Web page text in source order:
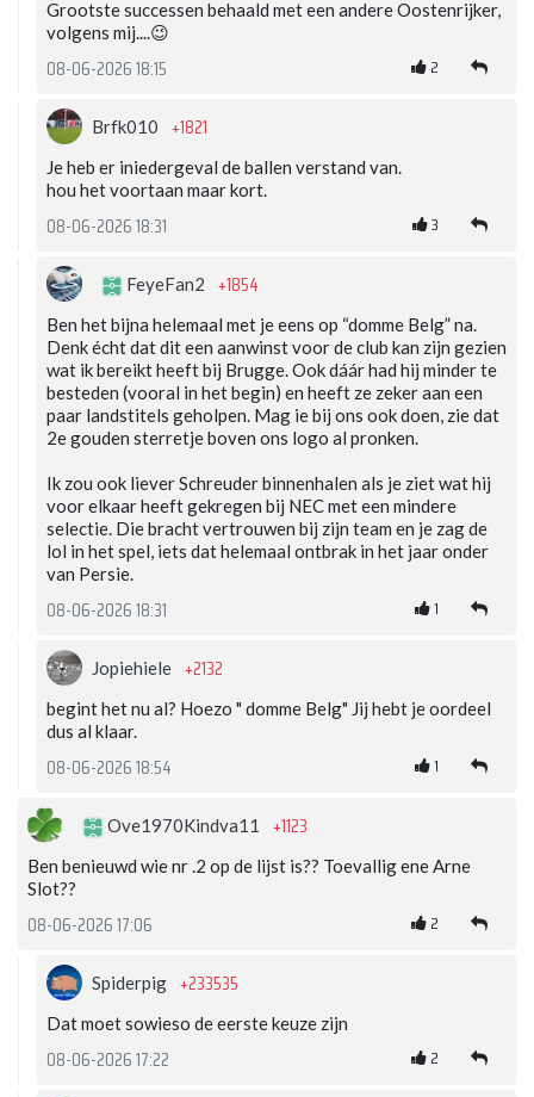
Grootste successen behaald met een andere Oostenrijker,
volgens mij....😉
08-06-2026 18:15 2
Brfk010 +1821
Je heb er iniedergeval de ballen verstand van.
hou het voortaan maar kort.
08-06-2026 18:31 3
FeyeFan2 +1854
Ben het bijna helemaal met je eens op “domme Belg” na.
Denk écht dat dit een aanwinst voor de club kan zijn gezien
wat ik bereikt heeft bij Brugge. Ook dáár had hij minder te
besteden (vooral in het begin) en heeft ze zeker aan een
paar landstitels geholpen. Mag ie bij ons ook doen, zie dat
2e gouden sterretje boven ons logo al pronken.
Ik zou ook liever Schreuder binnenhalen als je ziet wat hij
voor elkaar heeft gekregen bij NEC met een mindere
selectie. Die bracht vertrouwen bij zijn team en je zag de
lol in het spel, iets dat helemaal ontbrak in het jaar onder
van Persie.
08-06-2026 18:31 1
Jopiehiele +2132
begint het nu al? Hoezo " domme Belg" Jij hebt je oordeel
dus al klaar.
08-06-2026 18:54 1
Ove1970Kindva11 +1123
Ben benieuwd wie nr .2 op de lijst is?? Toevallig ene Arne
Slot??
08-06-2026 17:06 2
Spiderpig +233535
Dat moet sowieso de eerste keuze zijn
08-06-2026 17:22 2